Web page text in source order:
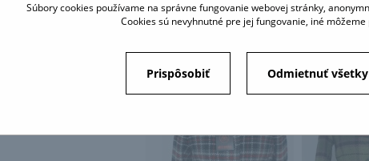
- obleky a iné
údajov
Súbory cookies používame na správne fungovanie webovej stránky,
Cookies sú nevyhnutné pre jej fungovanie, iné
Prispôsobiť Odmietnuť všetky